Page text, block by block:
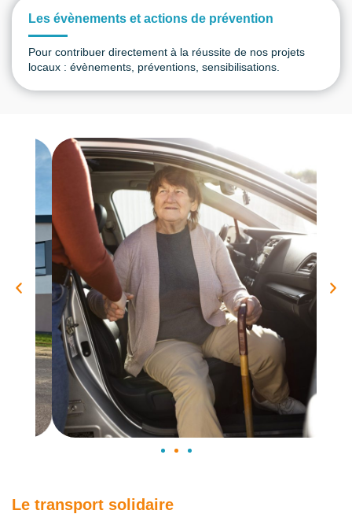
Les évènements et actions de prévention
Pour contribuer directement à la réussite de nos projets
locaux : évènements, préventions, sensibilisations.
Le transport solidaire